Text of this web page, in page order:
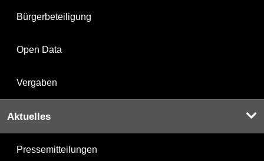
Bürgerbeteiligung
Open Data
Vergaben
Aktuelles
Pressemitteilungen